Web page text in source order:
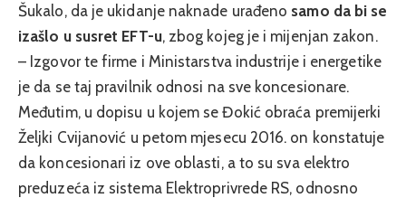
Šukalo, da je ukidanje naknade urađeno samo da bi se
izašlo u susret EFT-u, zbog kojeg je i mijenjan zakon.
– Izgovor te firme i Ministarstva industrije i energetike
je da se taj pravilnik odnosi na sve koncesionare.
Međutim, u dopisu u kojem se Đokić obraća premijerki
Željki Cvijanović u petom mjesecu 2016. on konstatuje
da koncesionari iz ove oblasti, a to su sva elektro
preduzeća iz sistema Elektroprivrede RS, odnosno